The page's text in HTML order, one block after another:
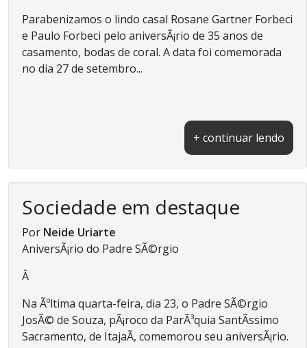
Parabenizamos o lindo casal Rosane Gartner Forbeci
e Paulo Forbeci pelo aniversÃ¡rio de 35 anos de
casamento, bodas de coral. A data foi comemorada
no dia 27 de setembro...
+ continuar lendo
Sociedade em destaque
Por Neide Uriarte
AniversÃ¡rio do Padre SÃ©rgio
Â
Na Ãºltima quarta-feira, dia 23, o Padre SÃ©rgio
JosÃ© de Souza, pÃ¡roco da ParÃ³quia SantÃ­ssimo
Sacramento, de ItajaÃ­, comemorou seu aniversÃ¡rio.